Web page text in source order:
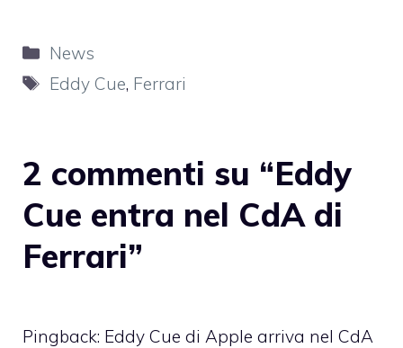
Categorie
News
Tag
Eddy Cue, Ferrari
2 commenti su “Eddy
Cue entra nel CdA di
Ferrari”
Pingback: Eddy Cue di Apple arriva nel CdA